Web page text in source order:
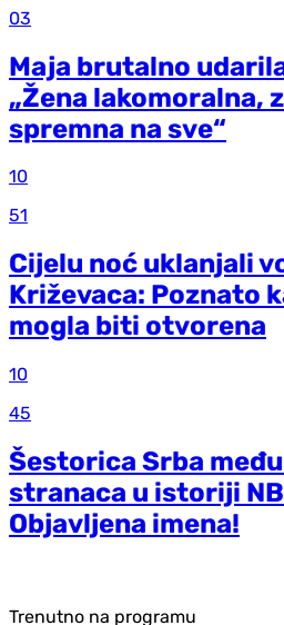
03
Maja brutalno
„Žena lakomoralna,
spremna na sve“
10
51
Cijelu noć uklanjali
Križevaca: Poznato
mogla biti otvorena
10
45
Šestorica Srba
stranaca u istoriji
Objavljena imena!
Trenutno na programu